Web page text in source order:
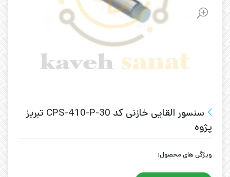
سنسور القایی خازنی کد CPS-410-P-30 تبریز
پژوه
ویژگی های محصول: